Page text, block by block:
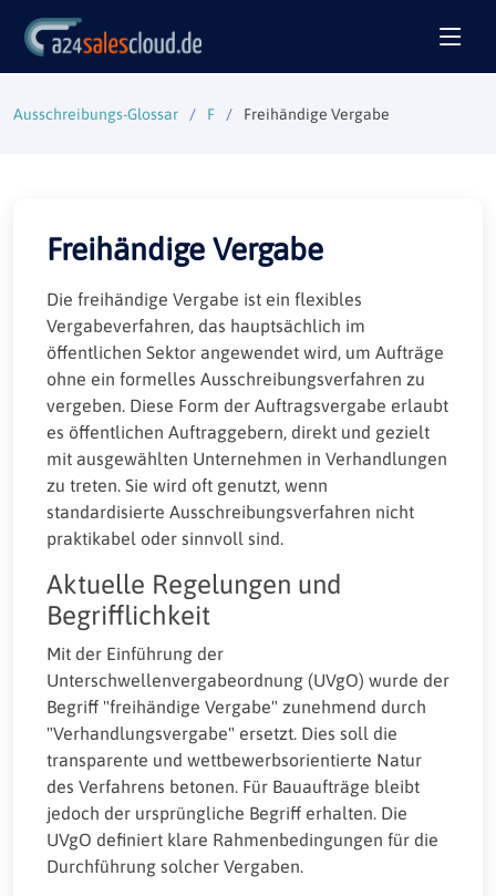
Ausschreibungs-Glossar F Freihändige Vergabe
Freihändige Vergabe
Die freihändige Vergabe ist ein flexibles
Vergabeverfahren, das hauptsächlich im
öffentlichen Sektor angewendet wird, um Aufträge
ohne ein formelles Ausschreibungsverfahren zu
vergeben. Diese Form der Auftragsvergabe erlaubt
es öffentlichen Auftraggebern, direkt und gezielt
mit ausgewählten Unternehmen in Verhandlungen
zu treten. Sie wird oft genutzt, wenn
standardisierte Ausschreibungsverfahren nicht
praktikabel oder sinnvoll sind.
Aktuelle Regelungen und
Begrifflichkeit
Mit der Einführung der
Unterschwellenvergabeordnung (UVgO) wurde der
Begriff "freihändige Vergabe" zunehmend durch
"Verhandlungsvergabe" ersetzt. Dies soll die
transparente und wettbewerbsorientierte Natur
des Verfahrens betonen. Für Bauaufträge bleibt
jedoch der ursprüngliche Begriff erhalten. Die
UVgO definiert klare Rahmenbedingungen für die
Durchführung solcher Vergaben.